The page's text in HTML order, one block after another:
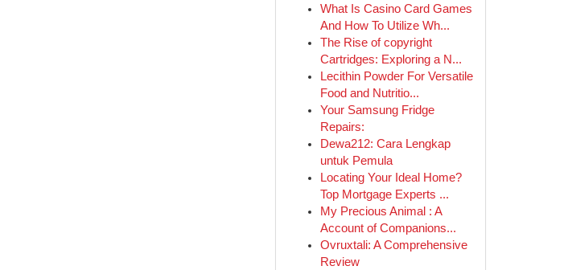
What Is Casino Card Games
And How To Utilize Wh...
The Rise of copyright
Cartridges: Exploring a N...
Lecithin Powder For Versatile
Food and Nutritio...
Your Samsung Fridge
Repairs:
Dewa212: Cara Lengkap
untuk Pemula
Locating Your Ideal Home?
Top Mortgage Experts ...
My Precious Animal : A
Account of Companions...
Ovruxtali: A Comprehensive
Review